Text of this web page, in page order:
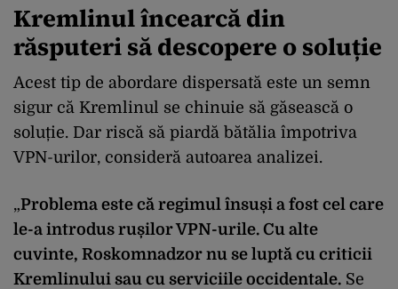
Kremlinul încearcă din
răsputeri să descopere o soluție
Acest tip de abordare dispersată este un semn
sigur că Kremlinul se chinuie să găsească o
soluție. Dar riscă să piardă bătălia împotriva
VPN-urilor, consideră autoarea analizei.
„Problema este că regimul însuși a fost cel care
le-a introdus rușilor VPN-urile. Cu alte
cuvinte, Roskomnadzor nu se luptă cu criticii
Kremlinului sau cu serviciile occidentale. Se